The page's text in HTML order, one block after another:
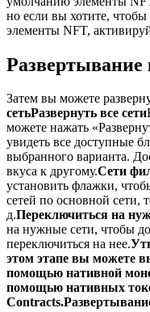
но если вы хотите, чтобы
элементы NFT,
Затем вы можете
сетьРазвернуть все сети
можете нажать
увидеть все доступные
выбранного варианта.
вкуса к другому.Сети
установить флажки,
сетей по основной сети,
д.Переключиться на
на нужные сети, чтобы
переключиться на нее.
этом этапе вы можете
помощью нативной
помощью нативных
Contracts.